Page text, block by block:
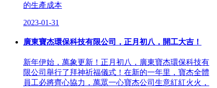
的生產成本
2023-01-31
廣東寶杰環保科技有限公司，正月初八，開工大吉！
新年伊始，萬象更新！正月初八，廣東寶杰環保科技有
限公司舉行了拜神祈福儀式！在新的一年里，寶杰全體
員工必將齊心協力，萬眾一心寶杰公司生意紅紅火火，